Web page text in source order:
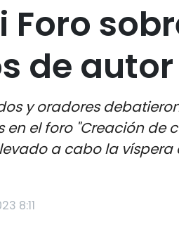
Foro
de
y oradores
en el foro "Creación
a cabo la víspera
8:11